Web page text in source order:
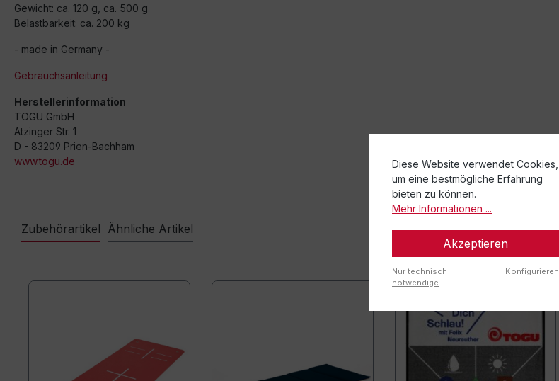
Gewicht: ca. 120 g, ca. 500 g
Belastbarkeit: ca. 200 kg
- made in Germany -
Gebrauchsanleitung
Herstellerinformation
TOGU GmbH
Atzinger Str. 1
D - 83209 Prien-Bachham
www.togu.de
Zubehörartikel Ähnliche Artikel
Diese Website verwendet Cookies,
um eine bestmögliche Erfahrung
bieten zu können.
Mehr Informationen ...
Akzeptieren
Nur technisch
notwendige
Konfigurieren